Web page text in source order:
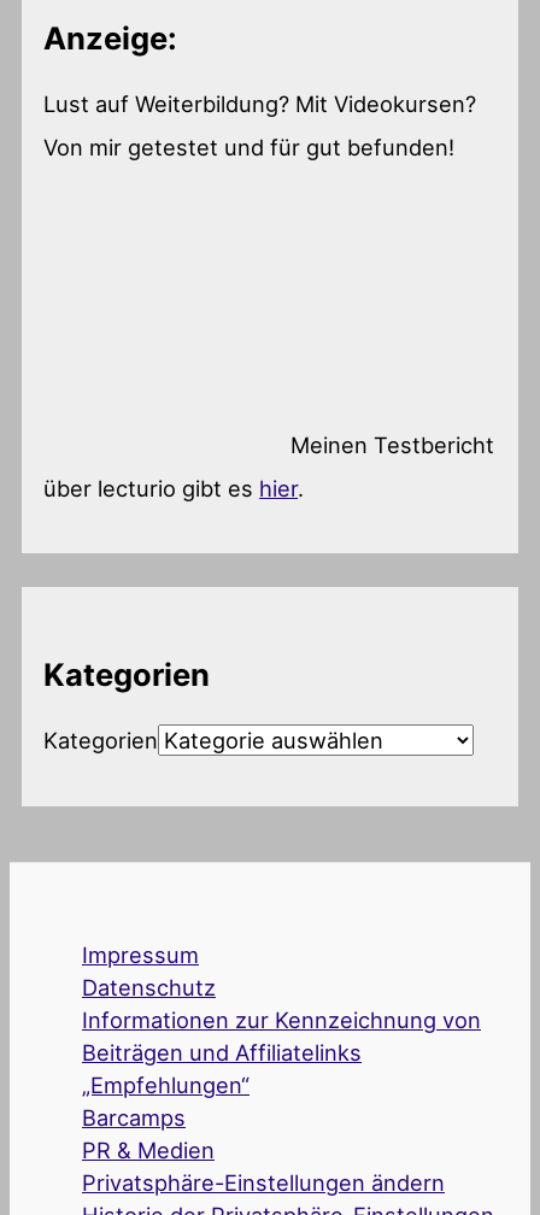
Anzeige:
Lust auf Weiterbildung? Mit Videokursen?
Von mir getestet und für gut befunden!
Meinen Testbericht
über lecturio gibt es hier.
Kategorien
Kategorien
Impressum
Datenschutz
Informationen zur Kennzeichnung von
Beiträgen und Affiliatelinks
„Empfehlungen“
Barcamps
PR & Medien
Privatsphäre-Einstellungen ändern